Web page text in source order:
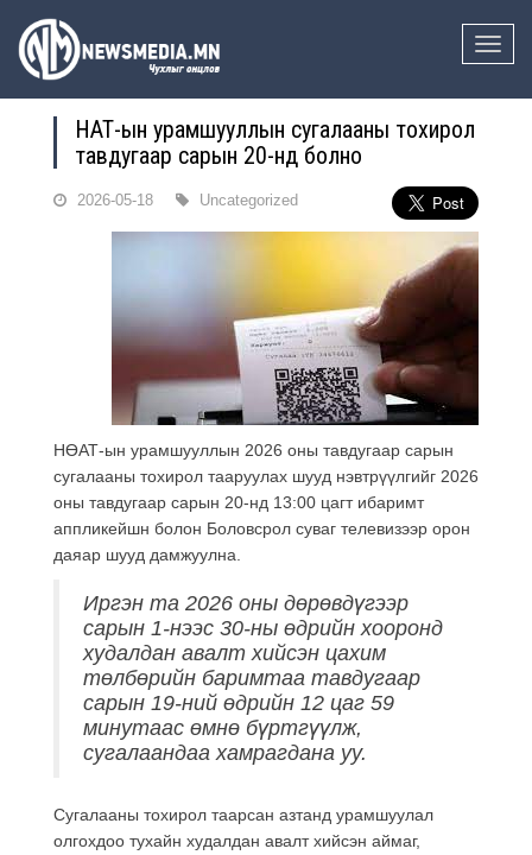
Toggle
НӨАТ-ын урамшууллын сугалааны тохирол
тавдугаар сарын 20-нд болно
2026-05-18 Uncategorized
НӨАТ-ын урамшууллын 2026 оны тавдугаар сарын
сугалааны тохирол тааруулах шууд нэвтрүүлгийг 2026
оны тавдугаар сарын 20-нд 13:00 цагт ибаримт
аппликейшн болон Боловсрол суваг телевизээр орон
даяар шууд дамжуулна.
Иргэн та 2026 оны дөрөвдүгээр
сарын 1-нээс 30-ны өдрийн хооронд
худалдан авалт хийсэн цахим
төлбөрийн баримтаа тавдугаар
сарын 19-ний өдрийн 12 цаг 59
минутаас өмнө бүртгүүлж,
сугалаандаа хамрагдана уу.
Сугалааны тохирол таарсан азтанд урамшуулал
олгохдоо тухайн худалдан авалт хийсэн аймаг,